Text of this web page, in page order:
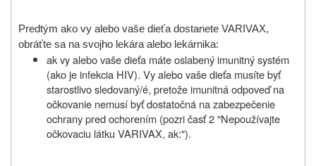
Predtým ako vy alebo vaše dieťa dostanete VARIVAX,
obráťte sa na svojho lekára alebo lekárnika:
ak vy alebo vaše dieťa máte oslabený imunitný systém
(ako je infekcia HIV). Vy alebo vaše dieťa musíte byť
starostlivo sledovaný/é, pretože imunitná odpoveď na
očkovanie nemusí byť dostatočná na zabezpečenie
ochrany pred ochorením (pozri časť 2 "Nepoužívajte
očkovaciu látku VARIVAX, ak:").